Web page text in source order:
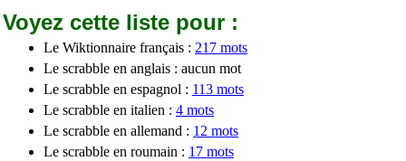
Voyez cette liste pour :
Le Wiktionnaire français : 217 mots
Le scrabble en anglais : aucun mot
Le scrabble en espagnol : 113 mots
Le scrabble en italien : 4 mots
Le scrabble en allemand : 12 mots
Le scrabble en roumain : 17 mots